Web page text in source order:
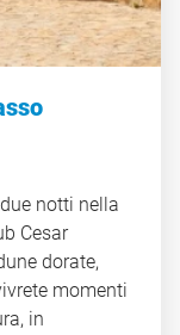
notti nella
Cesar
dorate,
momenti
in